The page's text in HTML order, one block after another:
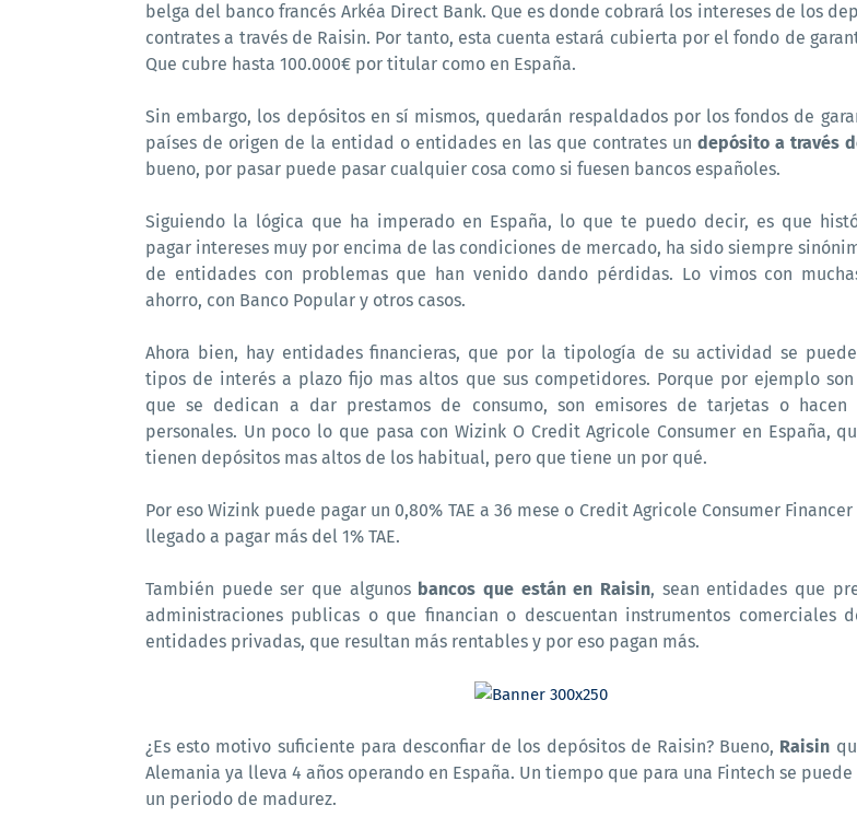
belga del banco francés Arkéa Direct Bank. Que es donde cobrará los intereses de los
contrates a través de Raisin. Por tanto, esta cuenta estará cubierta por el fondo de
Que cubre hasta 100.000€ por titular como en España.
Sin embargo, los depósitos en sí mismos, quedarán respaldados por los fondos de
países de origen de la entidad o entidades en las que contrates un depósito a través
bueno, por pasar puede pasar cualquier cosa como si fuesen bancos españoles.
Siguiendo la lógica que ha imperado en España, lo que te puedo decir, es que
pagar intereses muy por encima de las condiciones de mercado, ha sido siempre
de entidades con problemas que han venido dando pérdidas. Lo vimos con
ahorro, con Banco Popular y otros casos.
Ahora bien, hay entidades financieras, que por la tipología de su actividad se
tipos de interés a plazo fijo mas altos que sus competidores. Porque por ejemplo
que se dedican a dar prestamos de consumo, son emisores de tarjetas o hacen
personales. Un poco lo que pasa con Wizink O Credit Agricole Consumer en España,
tienen depósitos mas altos de los habitual, pero que tiene un por qué.
Por eso Wizink puede pagar un 0,80% TAE a 36 mese o Credit Agricole Consumer
llegado a pagar más del 1% TAE.
También puede ser que algunos bancos que están en Raisin, sean entidades que
administraciones publicas o que financian o descuentan instrumentos comerciales
entidades privadas, que resultan más rentables y por eso pagan más.
¿Es esto motivo suficiente para desconfiar de los depósitos de Raisin? Bueno, Raisin
Alemania ya lleva 4 años operando en España. Un tiempo que para una Fintech se
un periodo de madurez.